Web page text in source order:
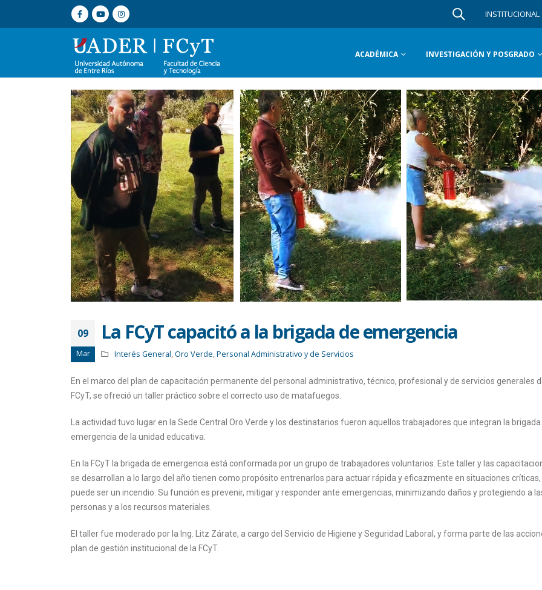
INSTITUCIONAL
ACADÉMICA INVESTIGACIÓN Y POSGRADO
09
Mar
La FCyT capacitó a la brigada de emergencia
Interés General,Oro Verde,Personal Administrativo y de Servicios
En el marco del plan de capacitación permanente del personal administrativo, técnico, profesional y de servicios generales
FCyT, se ofreció un taller práctico sobre el correcto uso de matafuegos.
La actividad tuvo lugar en la Sede Central Oro Verde y los destinatarios fueron aquellos trabajadores que integran la brigada
emergencia de la unidad educativa.
En la FCyT la brigada de emergencia está conformada por un grupo de trabajadores voluntarios. Este taller y las
se desarrollan a lo largo del año tienen como propósito entrenarlos para actuar rápida y eficazmente en situaciones
puede ser un incendio. Su función es prevenir, mitigar y responder ante emergencias, minimizando daños y protegiendo a
personas y a los recursos materiales.
El taller fue moderado por la Ing. Litz Zárate, a cargo del Servicio de Higiene y Seguridad Laboral, y forma parte de las
plan de gestión institucional de la FCyT.